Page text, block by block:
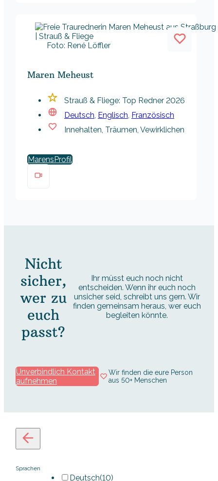
Foto: René Löffler
Maren Meheust
Strauß & Fliege: Top Redner 2026
Deutsch, Englisch, Französisch
Innehalten, Träumen, Vewirklichen
Marens
Nicht
sicher,
wer zu
euch
passt?
Ihr müsst euch noch nicht
entscheiden. Wenn ihr euch noch
unsicher seid, schreibt uns gern. Wir
finden gemeinsam heraus, wer euch
begleiten könnte.
Unverbindlich Kontakt
aufnehmen
Wir finden die eure Person
aus 50+ Menschen
Sprachen
Deutsch(10)